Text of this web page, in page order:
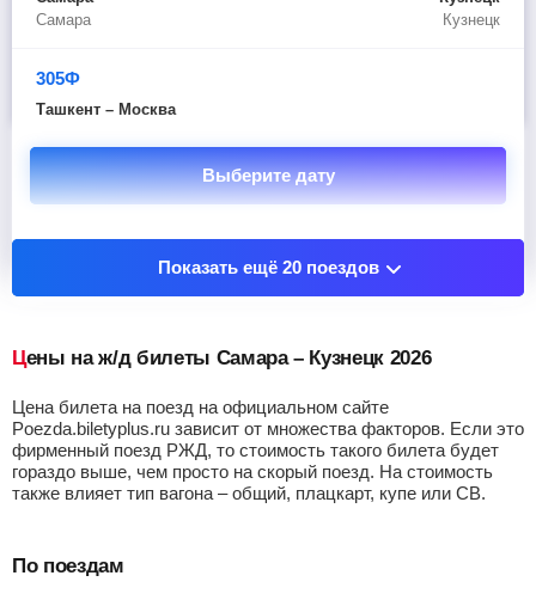
Самара
Кузнецк
305Ф
Ташкент – Москва
Выберите дату
Показать ещё 20 поездов
Цены на ж/д билеты Самара – Кузнецк 2026
Цена билета на поезд на официальном сайте
Poezda.biletyplus.ru зависит от множества факторов. Если это
фирменный поезд РЖД, то стоимость такого билета будет
гораздо выше, чем просто на скорый поезд. На стоимость
также влияет тип вагона – общий, плацкарт, купе или СВ.
По поездам